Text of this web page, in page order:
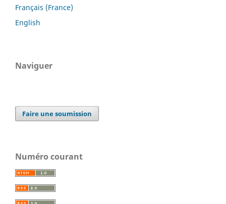
Français (France)
English
Naviguer
Faire une soumission
Numéro courant